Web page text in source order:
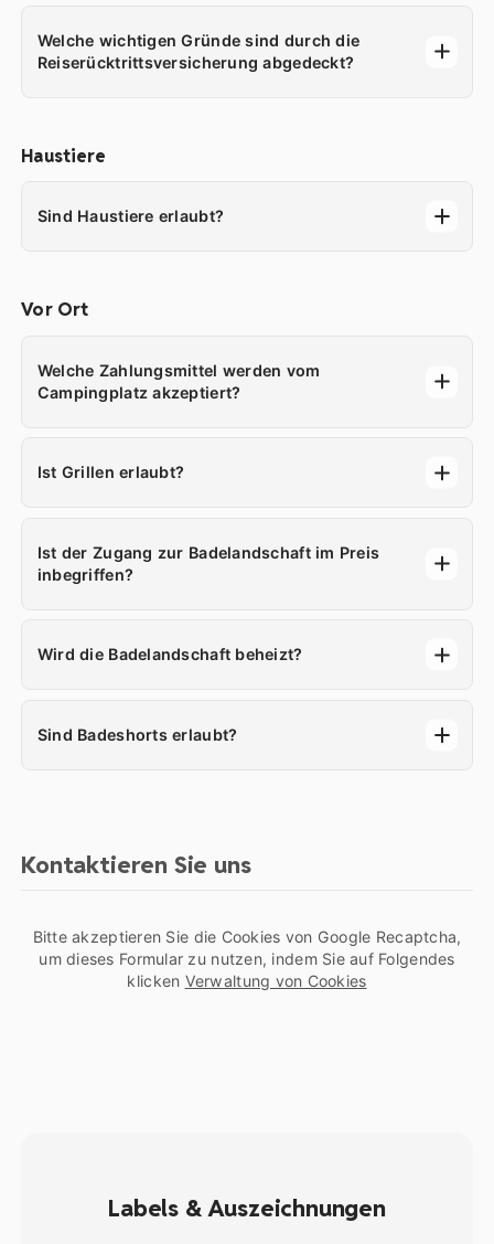
Welche wichtigen Gründe sind durch die
Reiserücktrittsversicherung abgedeckt?
Haustiere
Sind Haustiere erlaubt?
Vor Ort
Welche Zahlungsmittel werden vom
Campingplatz akzeptiert?
Ist Grillen erlaubt?
Ist der Zugang zur Badelandschaft im Preis
inbegriffen?
Wird die Badelandschaft beheizt?
Sind Badeshorts erlaubt?
Kontaktieren Sie uns
Bitte akzeptieren Sie die Cookies von Google Recaptcha,
um dieses Formular zu nutzen, indem Sie auf Folgendes
klicken Verwaltung von Cookies
Labels & Auszeichnungen